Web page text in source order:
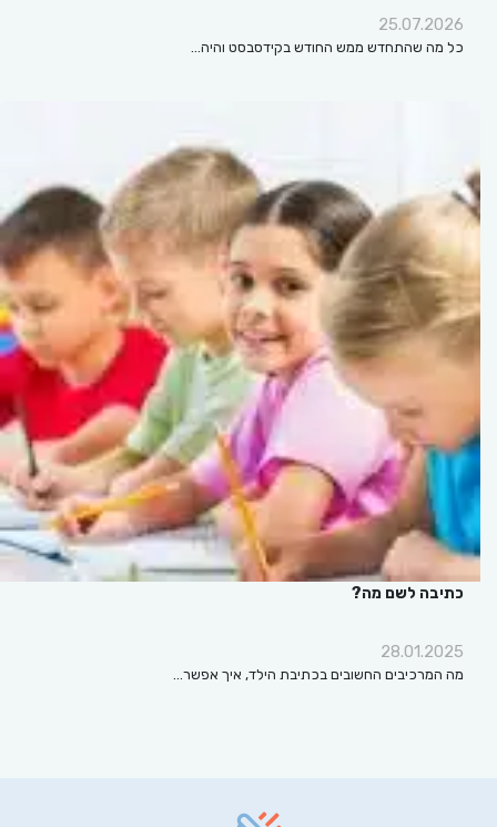
25.07.2026
כל מה שהתחדש ממש החודש בקידסבסט והיה…
כתיבה לשם מה?
28.01.2025
מה המרכיבים החשובים בכתיבת הילד, איך אפשר…